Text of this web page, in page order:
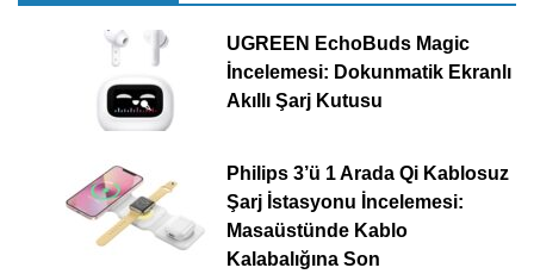
UGREEN EchoBuds Magic
İncelemesi: Dokunmatik Ekranlı
Akıllı Şarj Kutusu
Philips 3’ü 1 Arada Qi Kablosuz
Şarj İstasyonu İncelemesi:
Masaüstünde Kablo
Kalabalığına Son